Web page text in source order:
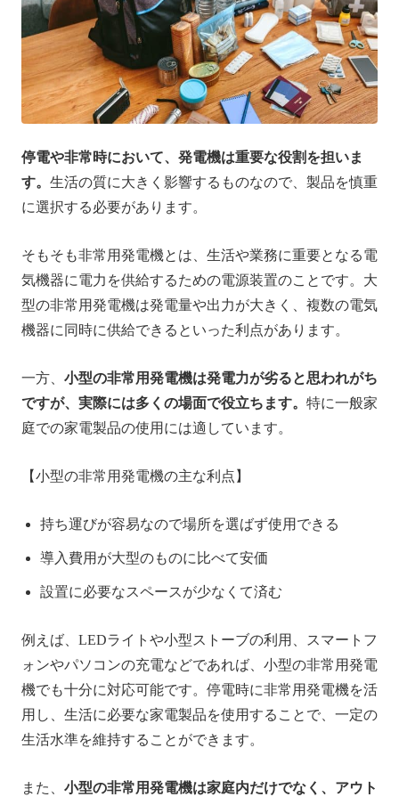
停電や非常時において、発電機は重要な役割を担いま
す。 生活の質に大きく影響するものなので、製品を慎重
に選択する必要があります。
そもそも非常用発電機とは、生活や業務に重要となる電
気機器に電力を供給するための電源装置のことです。大
型の非常用発電機は発電量や出力が大きく、複数の電気
機器に同時に供給できるといった利点があります。
一方、 小型の非常用発電機は発電力が劣ると思われがち
ですが、実際には多くの場面で役立ちます。 特に一般家
庭での家電製品の使用には適しています。
【小型の非常用発電機の主な利点】
持ち運びが容易なので場所を選ばず使用できる
導入費用が大型のものに比べて安価
設置に必要なスペースが少なくて済む
例えば、LEDライトや小型ストーブの利用、スマートフ
ォンやパソコンの充電などであれば、小型の非常用発電
機でも十分に対応可能です。停電時に非常用発電機を活
用し、生活に必要な家電製品を使用することで、一定の
生活水準を維持することができます。
また、 小型の非常用発電機は家庭内だけでなく、アウト